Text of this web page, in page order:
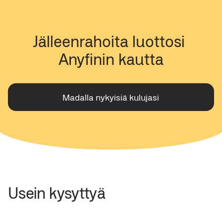
Jälleenrahoita luottosi
Anyfinin kautta
Madalla nykyisiä kulujasi
Usein kysyttyä